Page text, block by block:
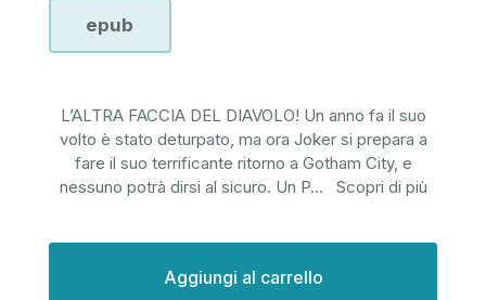
epub
L’ALTRA FACCIA DEL DIAVOLO! Un anno fa il suo
volto è stato deturpato, ma ora Joker si prepara a
fare il suo terrificante ritorno a Gotham City, e
nessuno potrà dirsi al sicuro. Un P... Scopri di più